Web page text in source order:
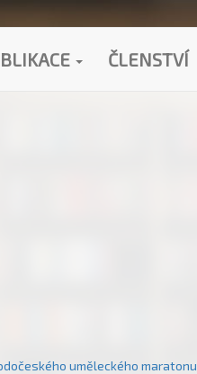
ČLENSTVÍ
uměleckého maratonu